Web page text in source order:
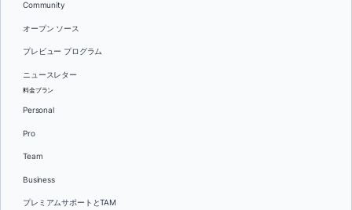
Community
オープン ソース
プレビュー プログラム
ニュースレター
料金プラン
Personal
Pro
Team
Business
プレミアムサポートとTAM